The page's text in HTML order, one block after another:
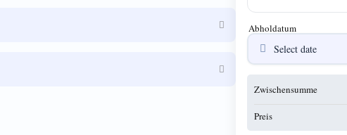
Abholdatum
Zwischensumme
Preis